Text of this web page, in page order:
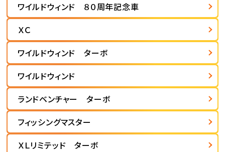
ワイルドウィンド ８０周年記念車
ＸＣ
ワイルドウィンド ターボ
ワイルドウィンド
ランドベンチャー ターボ
フィッシングマスター
ＸＬリミテッド ターボ